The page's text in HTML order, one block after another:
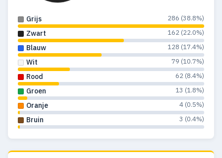
Grijs 286 (38.8%)
Zwart 162 (22.0%)
Blauw 128 (17.4%)
Wit 79 (10.7%)
Rood 62 (8.4%)
Groen 13 (1.8%)
Oranje 4 (0.5%)
Bruin 3 (0.4%)